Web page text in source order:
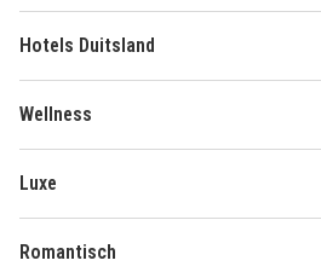
Hotels Duitsland
Wellness
Luxe
Romantisch